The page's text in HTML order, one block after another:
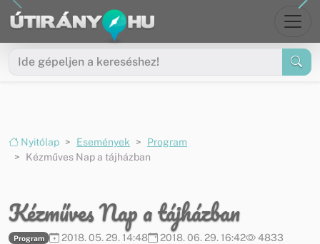
Ugrás a menüre
Ugrás a tartalomra
Nyitólap Események
Program
Kézműves Nap a tájházban
Kézműves Nap a tájházban
Program 2018. 05. 29. 14:48 2018. 06. 29. 16:42 4833